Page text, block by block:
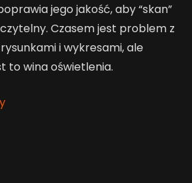
jego jakość, aby “skan”
Czasem jest problem z
i wykresami, ale
to wina oświetlenia.